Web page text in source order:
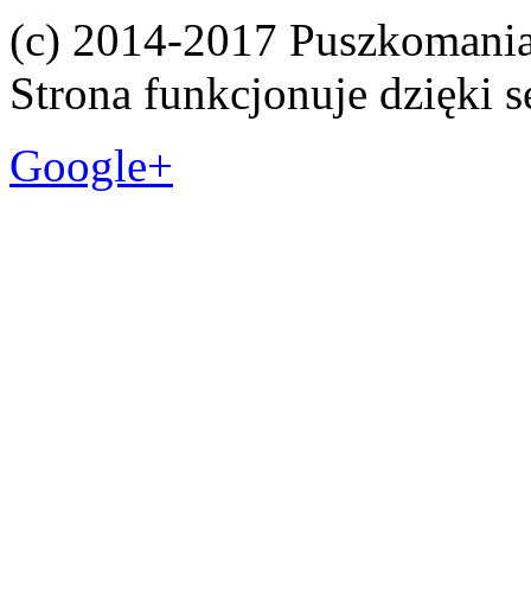
(c) 2014-2017
Strona funkcjonuje dzięki
Google+